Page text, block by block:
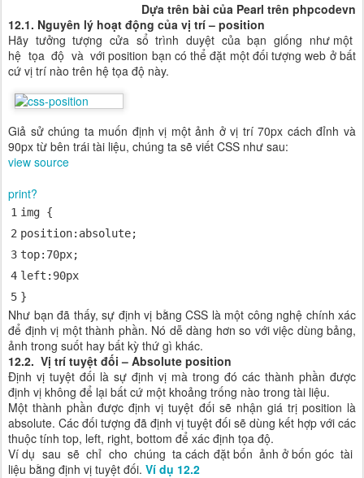
Dựa trên bài của Pearl trên phpcodevn
12.1. Nguyên lý hoạt động của vị trí – position
Hãy tưởng tượng cửa sổ trình duyệt của bạn giống như một
hệ tọa độ và với position bạn có thể đặt một đối tượng web ở bất
cứ vị trí nào trên hệ tọa độ này.
Giả sử chúng ta muốn định vị một ảnh ở vị trí 70px cách đỉnh và
90px từ bên trái tài liệu, chúng ta sẽ viết CSS như sau:
view source
print?
1 img {
2 position: absolute;
3 top: 70px;
4 left : 90px
5 }
Như bạn đã thấy, sự định vị bằng CSS là một công nghệ chính xác
để định vị một thành phần. Nó dễ dàng hơn so với việc dùng bảng,
ảnh trong suốt hay bất kỳ thứ gì khác.
12.2. Vị trí tuyệt đối – Absolute position
Định vị tuyệt đối là sự định vị mà trong đó các thành phần được
định vị không để lại bất cứ một khoảng trống nào trong tài liệu.
Một thành phần được định vị tuyệt đối sẽ nhận giá trị position là
absolute. Các đối tượng đã định vị tuyệt đối sẽ dùng kết hợp với các
thuộc tính top, left, right, bottom để xác định tọa độ.
Ví dụ sau sẽ chỉ cho chúng ta cách đặt bốn ảnh ở bốn góc tài
liệu bằng định vị tuyệt đối. Ví dụ 12.2